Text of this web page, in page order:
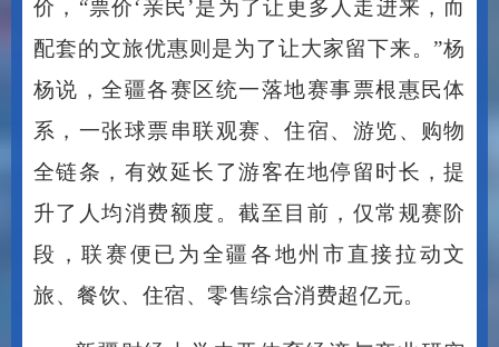
配套的文旅优惠则是为了让大家留下来。”杨
杨说，全疆各赛区统一落地赛事票根惠民体
系，一张球票串联观赛、住宿、游览、购物
全链条，有效延长了游客在地停留时长，提
升了人均消费额度。截至目前，仅常规赛阶
段，联赛便已为全疆各地州市直接拉动文
旅、餐饮、住宿、零售综合消费超亿元。